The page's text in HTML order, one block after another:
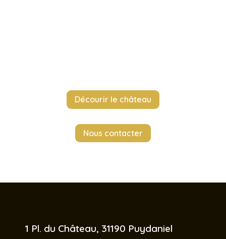
Décourir le château
Nous contacter
1 Pl. du Château, 31190 Puydaniel